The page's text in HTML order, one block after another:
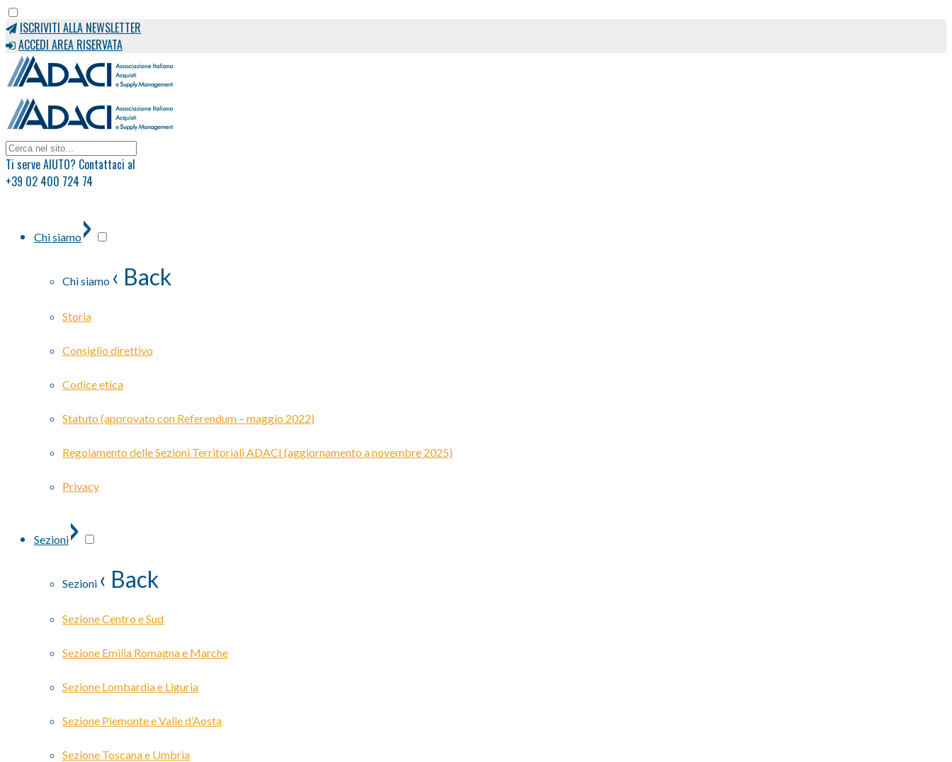
ISCRIVITI ALLA NEWSLETTER
ACCEDI AREA RISERVATA
Ti serve AIUTO? Contattaci al
+39 02 400 724 74
Chi siamo›
Chi siamo ‹ Back
Storia
Consiglio direttivo
Codice etica
Statuto (approvato con Referendum – maggio 2022)
Regolamento delle Sezioni Territoriali ADACI (aggiornamento a novembre 2025)
Privacy
Sezioni›
Sezioni ‹ Back
Sezione Centro e Sud
Sezione Emilia Romagna e Marche
Sezione Lombardia e Liguria
Sezione Piemonte e Valle d’Aosta
Sezione Toscana e Umbria